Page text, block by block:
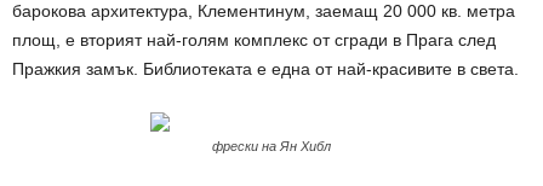
барокова архитектура, Клементинум, заемащ 20 000 кв. метра
площ, е вторият най-голям комплекс от сгради в Прага след
Пражкия замък. Библиотеката е една от най-красивите в света.
фрески на Ян Хибл